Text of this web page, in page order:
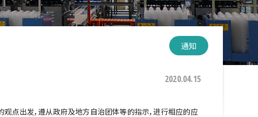
通知
2020.04.15
点出发，遵从政府及地方自治团体等的指示，进行相应的应